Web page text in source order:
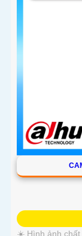
☀️ Hình ảnh chất